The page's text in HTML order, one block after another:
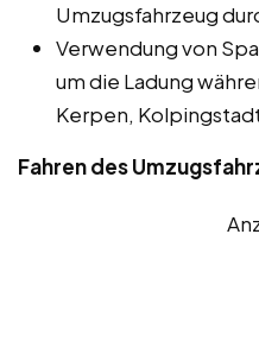
Umzugsfahrzeug
Verwendung von
um die Ladung
Kerpen,
Fahren des